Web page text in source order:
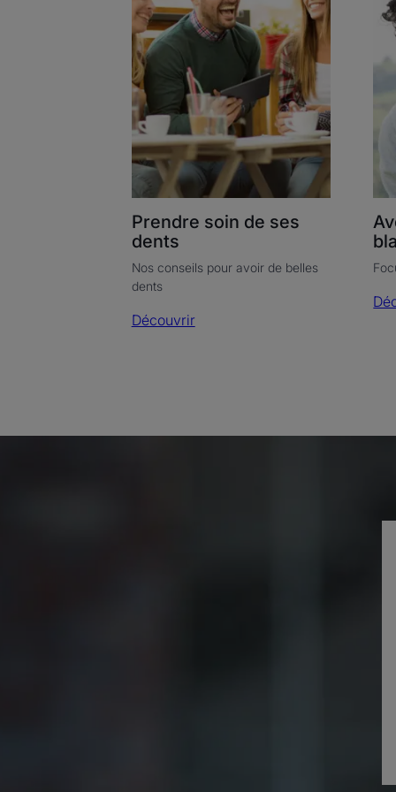
ses
dents
Prendre soin de ses
dents
Nos conseils pour avoir de belles
dents
Découvrir